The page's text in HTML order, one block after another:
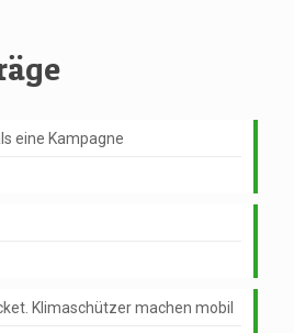
eine Kampagne
Klimaschützer machen mobil